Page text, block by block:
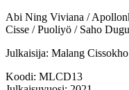
Abi Ning Viviana /
Cisse / Puoliyö / Saho
Julkaisija: Malang Cissokho
Koodi: MLCD13